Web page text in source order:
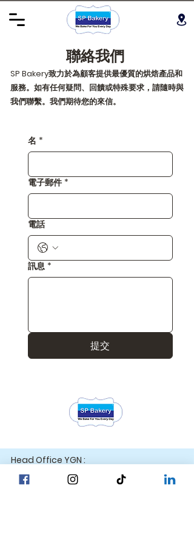
聯絡我們
SP Bakery致力於為顧客提供最優質的烘焙產品和
服務。如有任何疑問、回饋或特殊要求，請隨時與
我們聯繫。我們期待您的來信。
名 *
電子郵件 *
電話
訊息 *
提交
Head Office YGN :
巴甘街，SP麵包店總部